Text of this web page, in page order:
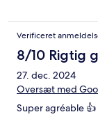
Verificeret
8/10 Rigtig
27. dec. 2024
Oversæt med
Super agréable 👍